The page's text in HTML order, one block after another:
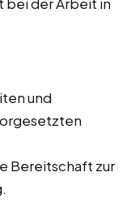
und
Bereitschaft zur